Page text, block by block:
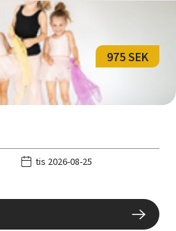
975 SEK
tis 2026-08-25